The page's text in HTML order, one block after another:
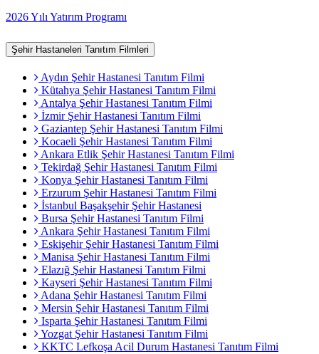
2026 Yılı Yatırım Programı
Şehir Hastaneleri Tanıtım Filmleri
Aydın Şehir Hastanesi Tanıtım Filmi
Kütahya Şehir Hastanesi Tanıtım Filmi
Antalya Şehir Hastanesi Tanıtım Filmi
İzmir Şehir Hastanesi Tanıtım Filmi
Gaziantep Şehir Hastanesi Tanıtım Filmi
Kocaeli Şehir Hastanesi Tanıtım Filmi
Ankara Etlik Şehir Hastanesi Tanıtım Filmi
Tekirdağ Şehir Hastanesi Tanıtım Filmi
Konya Şehir Hastanesi Tanıtım Filmi
Erzurum Şehir Hastanesi Tanıtım Filmi
İstanbul Başakşehir Şehir Hastanesi
Bursa Şehir Hastanesi Tanıtım Filmi
Ankara Şehir Hastanesi Tanıtım Filmi
Eskişehir Şehir Hastanesi Tanıtım Filmi
Manisa Şehir Hastanesi Tanıtım Filmi
Elazığ Şehir Hastanesi Tanıtım Filmi
Kayseri Şehir Hastanesi Tanıtım Filmi
Adana Şehir Hastanesi Tanıtım Filmi
Mersin Şehir Hastanesi Tanıtım Filmi
Isparta Şehir Hastanesi Tanıtım Filmi
Yozgat Şehir Hastanesi Tanıtım Filmi
KKTC Lefkoşa Acil Durum Hastanesi Tanıtım Filmi